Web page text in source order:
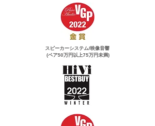
スピーカーシステム/映像音響
(ペア50万円以上75万円未満)